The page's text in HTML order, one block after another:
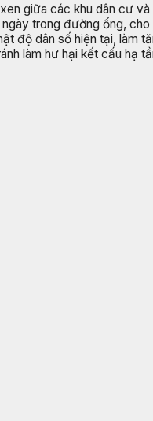
giữa các khu dân cư
trong đường ống,
độ dân số hiện tại, làm
làm hư hại kết cấu hạ